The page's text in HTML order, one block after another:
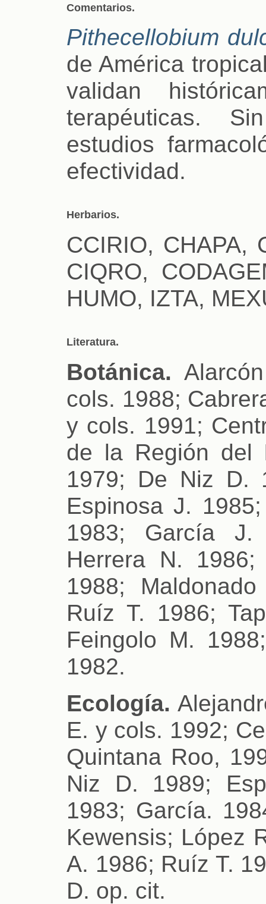
Comentarios.
Pithecellobium
de América
validan
terapéuticas.
estudios
efectividad.
Herbarios.
CCIRIO, CHAPA,
CIQRO,
HUMO, IZTA,
Literatura.
Botánica.
cols. 1988;
y cols. 1991;
de la Región del
1979; De Niz D.
Espinosa J.
1983; García
Herrera N.
1988;
Ruíz T. 1986;
Feingolo M.
1982.
Ecología.
E. y cols. 1992;
Quintana Roo,
Niz D. 1989;
1983; García.
Kewensis; López
A. 1986; Ruíz T.
D. op. cit.